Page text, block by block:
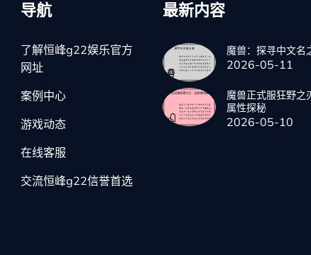
导航
了解恒峰g22娱乐官方
网址
案例中心
游戏动态
在线客服
交流恒峰g22信誉首选
最新内容
魔兽：探寻中文名
2026-05-11
魔兽正式服狂野之
属性探秘
2026-05-10